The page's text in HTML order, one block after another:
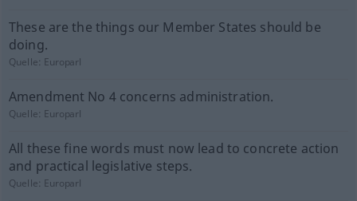
These are the things our Member States should be
doing.
Quelle: Europarl
Amendment No 4 concerns administration.
Quelle: Europarl
All these fine words must now lead to concrete action
and practical legislative steps.
Quelle: Europarl